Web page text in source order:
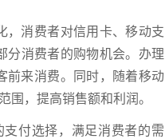
，消费者对信用卡、移动支
分消费者的购物机会。办理
前来消费。同时，随着移动
，提高销售额和利润。
付选择，满足消费者的需